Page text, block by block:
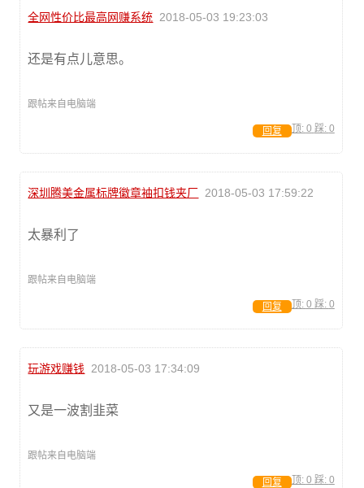
全网性价比最高网赚系统 2018-05-03 19:23:03
还是有点儿意思。
跟帖来自电脑端
顶: 0 踩: 0
回复
深圳腾美金属标牌徽章袖扣钱夹厂 2018-05-03 17:59:22
太暴利了
跟帖来自电脑端
顶: 0 踩: 0
回复
玩游戏赚钱 2018-05-03 17:34:09
又是一波割韭菜
跟帖来自电脑端
顶: 0 踩: 0
回复